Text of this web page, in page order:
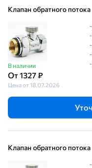
Клапан обратного потока
В наличии
От 1327 ₽
Цена от 18.07.2026
Клапан обратного потока